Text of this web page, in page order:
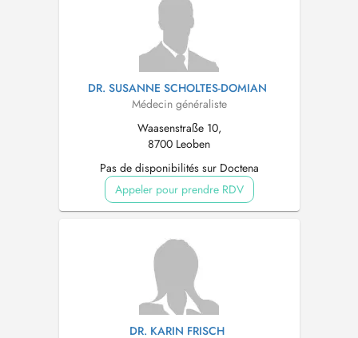
DR. SUSANNE SCHOLTES-DOMIAN
Médecin généraliste
Waasenstraße 10,
8700 Leoben
Pas de disponibilités sur Doctena
Appeler pour prendre RDV
DR. KARIN FRISCH